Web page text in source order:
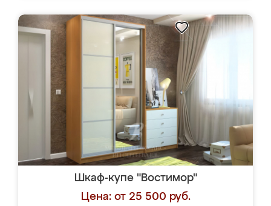
Шкаф-купе "Востимор"
Цена: от 25 500 руб.